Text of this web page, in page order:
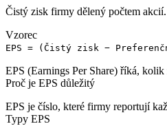
Čistý zisk firmy dělený počtem
Vzorec
EPS = (Čistý zisk −
EPS (Earnings Per Share) říká,
Proč je EPS důležitý
EPS je číslo, které firmy reportují
Typy EPS